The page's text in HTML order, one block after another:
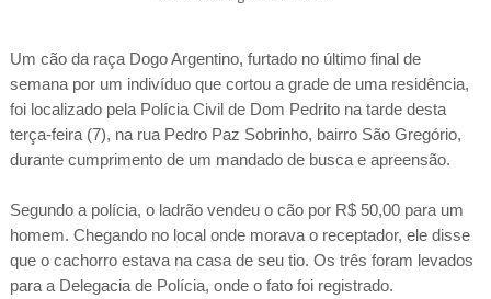
Um cão da raça Dogo Argentino, furtado no último final de
semana por um indivíduo que cortou a grade de uma residência,
foi localizado pela Polícia Civil de Dom Pedrito na tarde desta
terça-feira (7), na rua Pedro Paz Sobrinho, bairro São Gregório,
durante cumprimento de um mandado de busca e apreensão.
Segundo a polícia, o ladrão vendeu o cão por R$ 50,00 para um
homem. Chegando no local onde morava o receptador, ele disse
que o cachorro estava na casa de seu tio. Os três foram levados
para a Delegacia de Polícia, onde o fato foi registrado.